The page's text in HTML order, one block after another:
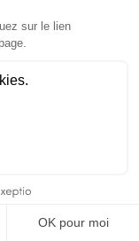
conquête